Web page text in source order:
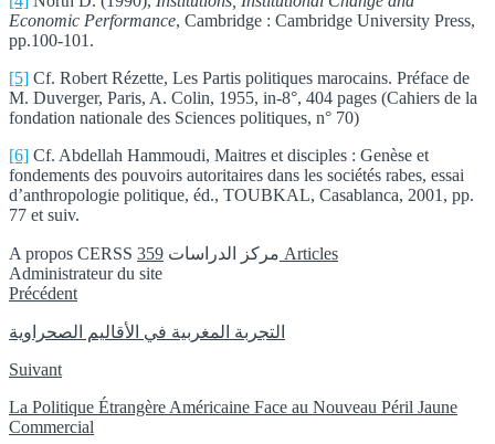
Economic Performance, Cambridge : Cambridge University Press,
pp.100-101.
[5] Cf. Robert Rézette, Les Partis politiques marocains. Préface de
M. Duverger, Paris, A. Colin, 1955, in-8°, 404 pages (Cahiers de la
fondation nationale des Sciences politiques, n° 70)
[6] Cf. Abdellah Hammoudi, Maitres et disciples : Genèse et
fondements des pouvoirs autoritaires dans les sociétés rabes, essai
d’anthropologie politique, éd., TOUBKAL, Casablanca, 2001, pp.
77 et suiv.
A propos CERSS مركز الدراسات 359 Articles
Administrateur du site
Instagram
Précédent
التجربة المغربية في الأقاليم الصحراوية
Suivant
La Politique Étrangère Américaine Face au Nouveau Péril Jaune
Commercial